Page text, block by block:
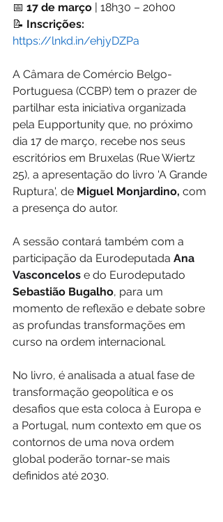
📅 17 de março | 18h30 – 20h00
📝 Inscrições:
https://lnkd.in/ehjyDZPa
A Câmara de Comércio Belgo-
Portuguesa (CCBP) tem o prazer de
partilhar esta iniciativa organizada
pela Eupportunity que, no próximo
dia 17 de março, recebe nos seus
escritórios em Bruxelas (Rue Wiertz
25), a apresentação do livro 'A Grande
Ruptura', de Miguel Monjardino, com
a presença do autor.
A sessão contará também com a
participação da Eurodeputada Ana
Vasconcelos e do Eurodeputado
Sebastião Bugalho, para um
momento de reflexão e debate sobre
as profundas transformações em
curso na ordem internacional.
No livro, é analisada a atual fase de
transformação geopolítica e os
desafios que esta coloca à Europa e
a Portugal, num contexto em que os
contornos de uma nova ordem
global poderão tornar-se mais
definidos até 2030.